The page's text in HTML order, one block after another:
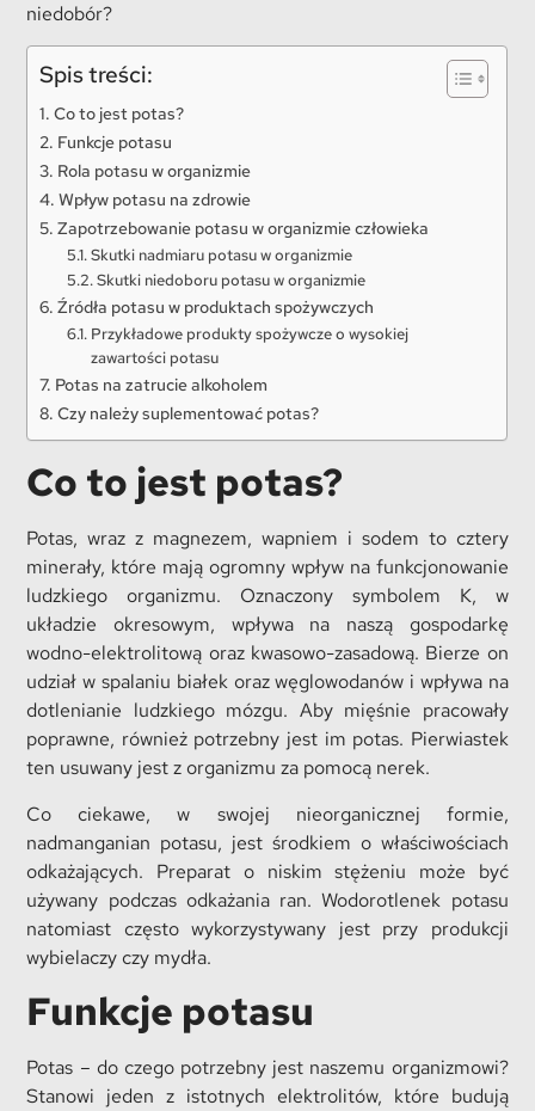
niedobór?
Spis treści:
Co to jest potas?
Funkcje potasu
Rola potasu w organizmie
Wpływ potasu na zdrowie
Zapotrzebowanie potasu w organizmie człowieka
Skutki nadmiaru potasu w organizmie
Skutki niedoboru potasu w organizmie
Źródła potasu w produktach spożywczych
Przykładowe produkty spożywcze o wysokiej
zawartości potasu
Potas na zatrucie alkoholem
Czy należy suplementować potas?
Co to jest potas?
Potas, wraz z magnezem, wapniem i sodem to cztery
minerały, które mają ogromny wpływ na funkcjonowanie
ludzkiego organizmu. Oznaczony symbolem K, w
układzie okresowym, wpływa na naszą gospodarkę
wodno-elektrolitową oraz kwasowo-zasadową. Bierze on
udział w spalaniu białek oraz węglowodanów i wpływa na
dotlenianie ludzkiego mózgu. Aby mięśnie pracowały
poprawne, również potrzebny jest im potas. Pierwiastek
ten usuwany jest z organizmu za pomocą nerek.
Co ciekawe, w swojej nieorganicznej formie,
nadmanganian potasu, jest środkiem o właściwościach
odkażających. Preparat o niskim stężeniu może być
używany podczas odkażania ran. Wodorotlenek potasu
natomiast często wykorzystywany jest przy produkcji
wybielaczy czy mydła.
Funkcje potasu
Potas – do czego potrzebny jest naszemu organizmowi?
Stanowi jeden z istotnych elektrolitów, które budują